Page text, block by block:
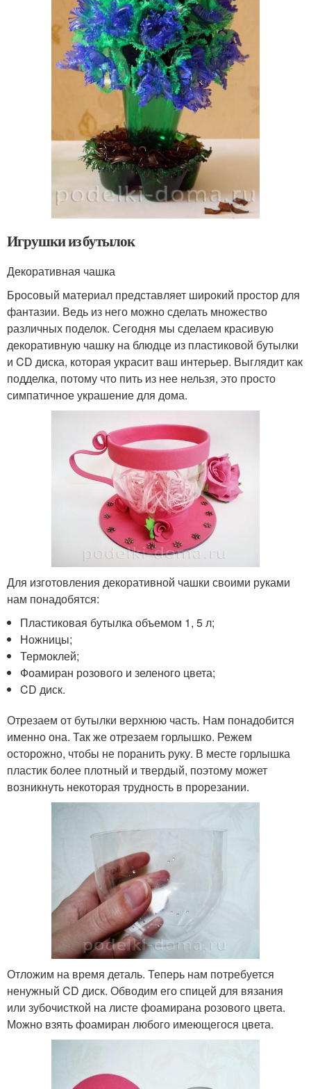
Игрушки из бутылок
Декоративная чашка
Бросовый материал представляет широкий простор для
фантазии. Ведь из него можно сделать множество
различных поделок. Сегодня мы сделаем красивую
декоративную чашку на блюдце из пластиковой бутылки
и CD диска, которая украсит ваш интерьер. Выглядит как
подделка, потому что пить из нее нельзя, это просто
симпатичное украшение для дома.
Для изготовления декоративной чашки своими руками
нам понадобятся:
Пластиковая бутылка объемом 1, 5 л;
Ножницы;
Термоклей;
Фоамиран розового и зеленого цвета;
CD диск.
Отрезаем от бутылки верхнюю часть. Нам понадобится
именно она. Так же отрезаем горлышко. Режем
осторожно, чтобы не поранить руку. В месте горлышка
пластик более плотный и твердый, поэтому может
возникнуть некоторая трудность в прорезании.
Отложим на время деталь. Теперь нам потребуется
ненужный CD диск. Обводим его спицей для вязания
или зубочисткой на листе фоамирана розового цвета.
Можно взять фоамиран любого имеющегося цвета.